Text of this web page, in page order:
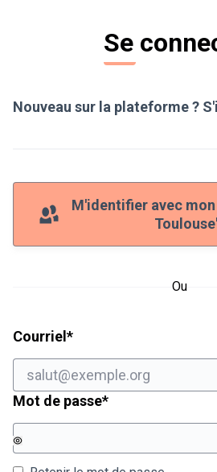
Se
Nouveau sur la plateforme ?
M'identifier avec
Ou
Courriel *Champ obligatoire
Mot de passe*Champ